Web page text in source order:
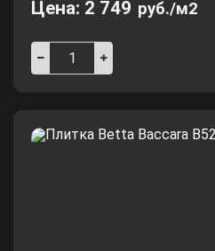
Цена: 2 749 руб./м2